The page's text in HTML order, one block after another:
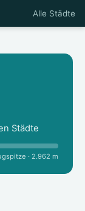
Alle Städte
Städte
· 2.962 m